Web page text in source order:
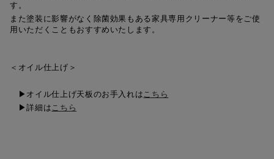
す。
また塗装に影響がなく除菌効果もある家具専用クリーナー等をご使
用いただくこともおすすめいたします。
＜オイル仕上げ＞
▶︎オイル仕上げ天板のお手入れはこちら
▶︎詳細はこちら